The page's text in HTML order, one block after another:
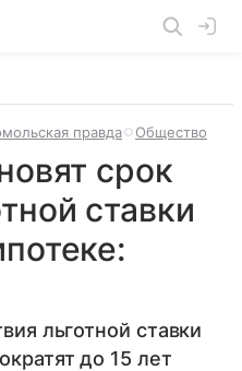
правда Общество
срок
ставки
льготной ставки
до 15 лет